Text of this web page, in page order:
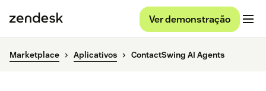
Ver demonstração
Marketplace Aplicativos ContactSwing AI Agents